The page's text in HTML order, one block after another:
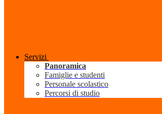
Servizi
Panoramica
Famiglie e studenti
Personale scolastico
Percorsi di studio